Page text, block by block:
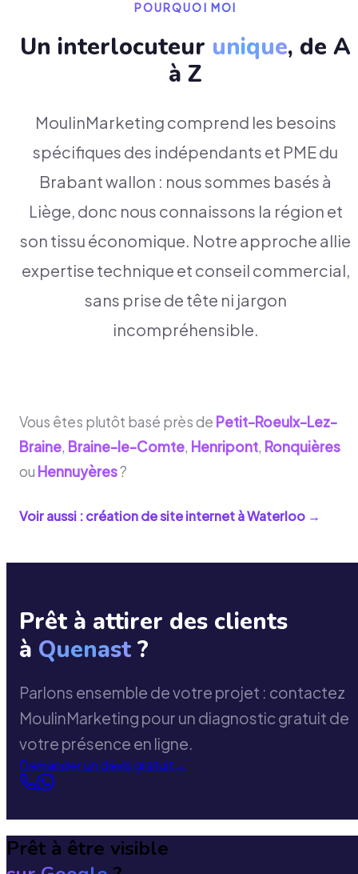
POURQUOI MOI
Un interlocuteur unique, de A
à Z
MoulinMarketing comprend les besoins
spécifiques des indépendants et PME du
Brabant wallon : nous sommes basés à
Liège, donc nous connaissons la région et
son tissu économique. Notre approche allie
expertise technique et conseil commercial,
sans prise de tête ni jargon
incompréhensible.
Vous êtes plutôt basé près de Petit-Roeulx-Lez-
Braine, Braine-le-Comte, Henripont, Ronquières
ou Hennuyères?
Voir aussi : création de site internet àWaterloo →
Prêt à attirer des clients
à Quenast ?
Parlons ensemble de votre projet : contactez
MoulinMarketing pour un diagnostic gratuit de
votre présence en ligne.
Demander un devis gratuit→
Prêt à être visible